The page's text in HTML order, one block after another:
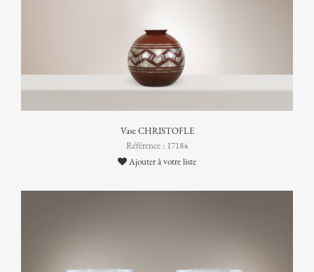
Vase CHRISTOFLE
Référence : 17184
Ajouter à votre liste